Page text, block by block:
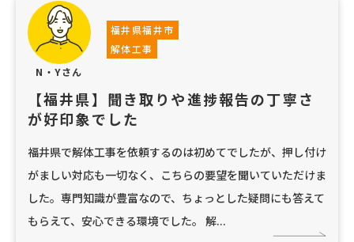
N・Yさん
福井県福井市
解体工事
【福井県】聞き取りや進捗報告の丁寧さ
が好印象でした
福井県で解体工事を依頼するのは初めてでしたが、押し付け
がましい対応も一切なく、こちらの要望を聞いていただけま
した。専門知識が豊富なので、ちょっとした疑問にも答えて
もらえて、安心できる環境でした。 解...